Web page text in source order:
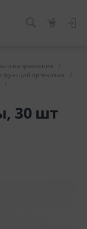
и направления
/
функций организма
/
/
30 шт